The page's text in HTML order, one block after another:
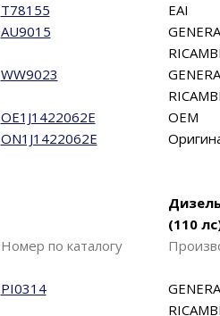
T78155
EAI
AU9015
WW9023
OE1J1422062E
OEM
ON1J1422062E
(110
Номер по каталогу
PI0314